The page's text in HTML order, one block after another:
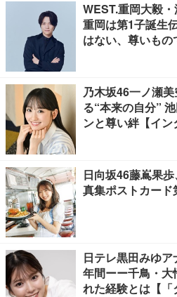
WEST.重岡大毅
重岡は第1子誕生
はない、尊いもの
乃木坂46一ノ瀬
る“本来の自分”
ンと尊い絆【イン
日向坂46藤嶌果
真集ポストカード
日テレ黒田みゆ
年間ーー千鳥・
れた経験とは【